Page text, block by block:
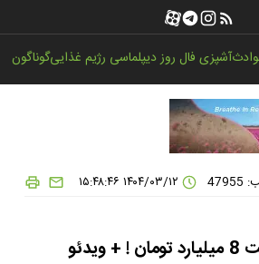
آشپزیفال روزدیپلماسی رژیم غذاییگوناگون